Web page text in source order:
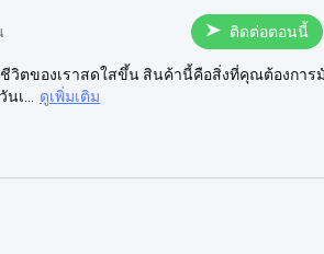
ติดต่อตอนนี้
ชีวิตของเราสดใสขึ้น สินค้านี้คือสิ่งที่คุณต้องกา
...
ดูเพิ่มเติม